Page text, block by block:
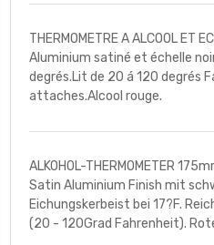
THERMOMETRE A ALCOOL ET
Aluminium satiné et échelle
degrés.Lit de 20 á 120 degrés
attaches.Alcool rouge.
ALKOHOL-THERMOMETER
Satin Aluminium Finish mit
Eichungskerbeist bei 17?F.
(20 - 120Grad Fahrenheit).